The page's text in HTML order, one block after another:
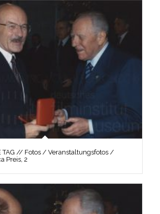
TAG // Fotos / Veranstaltungsfotos /
Preis, 2